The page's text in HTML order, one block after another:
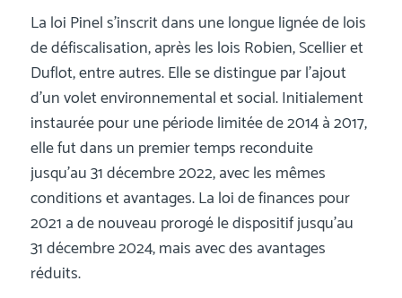
La loi Pinel s’inscrit dans une longue lignée de lois
de défiscalisation, après les lois Robien, Scellier et
Duflot, entre autres. Elle se distingue par l’ajout
d’un volet environnemental et social. Initialement
instaurée pour une période limitée de 2014 à 2017,
elle fut dans un premier temps reconduite
jusqu’au 31 décembre 2022, avec les mêmes
conditions et avantages. La loi de finances pour
2021 a de nouveau prorogé le dispositif jusqu’au
31 décembre 2024, mais avec des avantages
réduits.